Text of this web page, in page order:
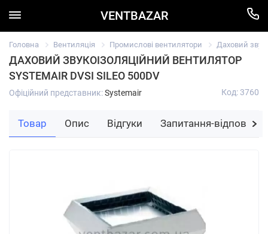
VENTBAZAR
Головна Вентиляція Промислові вентилятори Даховий
ДАХОВИЙ ЗВУКОІЗОЛЯЦІЙНИЙ ВЕНТИЛЯТОР
SYSTEMAIR DVSI SILEO 500DV
Офіційний представник:Systemair Код: 3760
Товар Опис Відгуки Запитання-відповідь